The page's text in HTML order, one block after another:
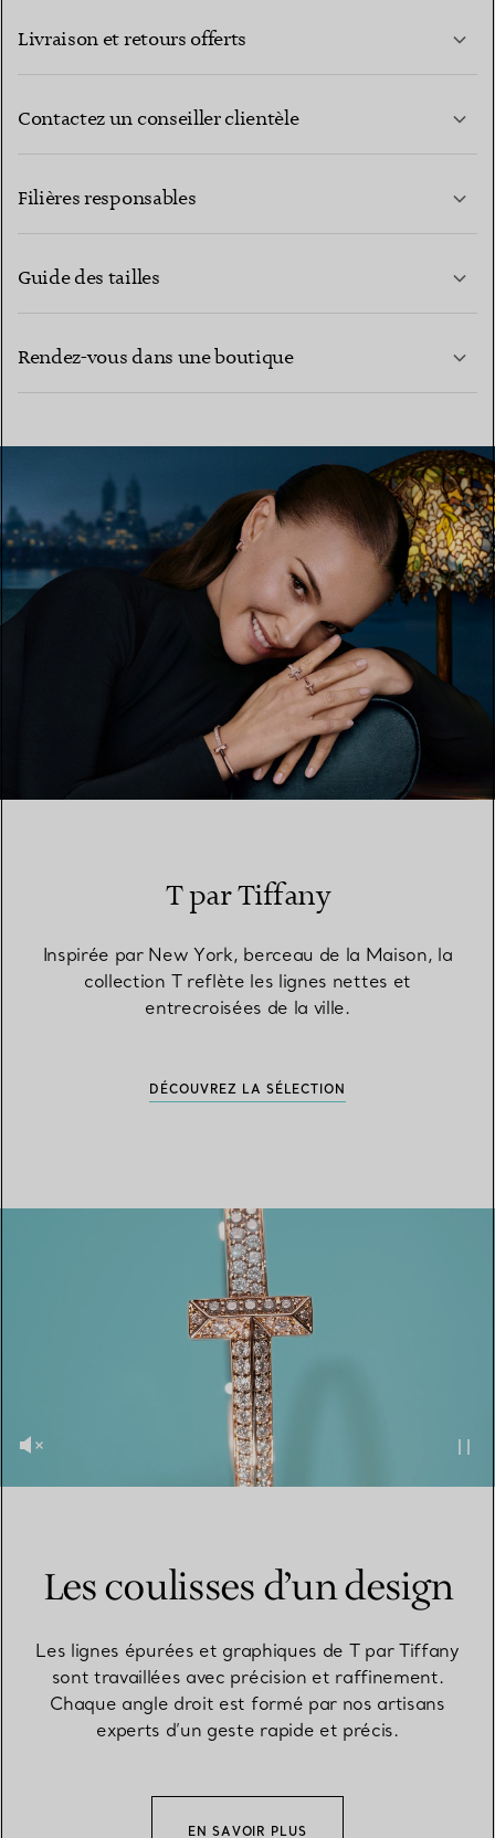
Livraison et retours offerts
Contactez un conseiller clientèle
Filières responsables
Guide des tailles
Rendez-vous dans une boutique
TROUVEZ LA BOUTIQUE LA PLUS PROCHE
T par Tiffany
Inspirée par New York, berceau de la Maison, la
collection T reflète les lignes nettes et
entrecroisées de la ville.
DÉCOUVREZ LA SÉLECTION
Les coulisses d’un design
Les lignes épurées et graphiques de T par Tiffany
sont travaillées avec précision et raffinement.
Chaque angle droit est formé par nos artisans
experts d’un geste rapide et précis.
EN SAVOIR PLUS